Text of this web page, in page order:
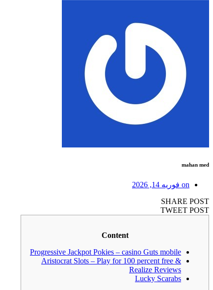
mahan med
on فوریه 14, 2026
SHARE POST
TWEET POST
Content
Progressive Jackpot Pokies – casino Guts mobile
Aristocrat Slots – Play for 100 percent free &
Realize Reviews
Lucky Scarabs